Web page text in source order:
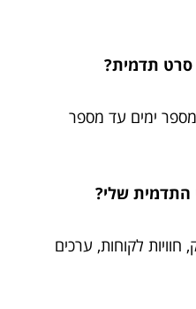
סרט תדמית?
ימים עד מספר
התדמית שלי?
לקוחות, ערכים